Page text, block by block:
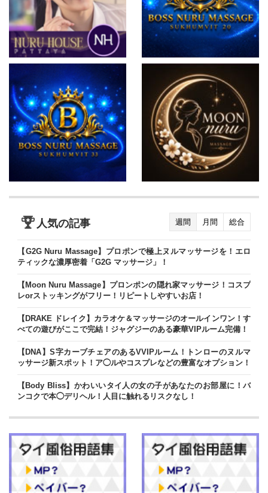
人気の記事 週間 月間 総合
【G2G Nuru Massage】プロポンで極上ヌルマッサージを！エロ
ティックな濃厚密着「G2G マッサージ」！
【Moon Nuru Massage】プロンポンの隠れ家マッサージ！コスプ
レorストッキングがフリー！リピートしやすいお店！
【DRAKE ドレイク】カラオケ＆マッサージのオールインワン！す
べての遊びがここで完結！ジャグジーのある豪華VIPルーム完備！
【DNA】S字カーブチェアのあるVVIPルーム！トンローのヌルマ
ッサージ新スポット！ア◯ルやコスプレなどの豊富なオプション！
【Body Bliss】かわいいタイ人の女の子があなたのお部屋に！バ
ンコクで本◯デリヘル！人目に触れるリスクなし！